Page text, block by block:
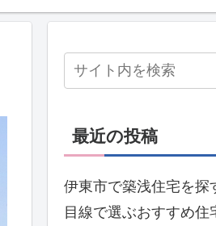
最近の投稿
伊東市で築浅住宅を探
目線で選ぶおすすめ住